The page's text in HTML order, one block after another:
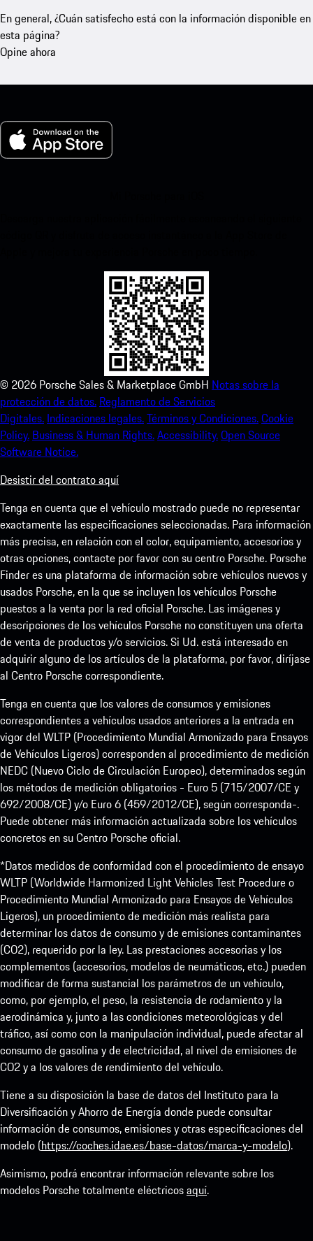
En general, ¿Cuán satisfecho está con la información disponible en
esta página?
Opine ahora
© 2026 Porsche Sales & Marketplace GmbH Notas sobre la
protección de datos. Reglamento de Servicios
Digitales. Indicaciones legales.Términos y Condiciones.Cookie
Policy. Business & Human Rights.Accessibility.Open Source
Software Notice.
Desistir del contrato aquí
Tenga en cuenta que el vehículo mostrado puede no representar
exactamente las especificaciones seleccionadas. Para información
más precisa, en relación con el color, equipamiento, accesorios y
otras opciones, contacte por favor con su centro Porsche. Porsche
Finder es una plataforma de información sobre vehículos nuevos y
usados Porsche, en la que se incluyen los vehículos Porsche
puestos a la venta por la red oficial Porsche. Las imágenes y
descripciones de los vehículos Porsche no constituyen una oferta
de venta de productos y/o servicios. Si Ud. está interesado en
adquirir alguno de los artículos de la plataforma, por favor, diríjase
al Centro Porsche correspondiente.
Tenga en cuenta que los valores de consumos y emisiones
correspondientes a vehículos usados anteriores a la entrada en
vigor del WLTP (Procedimiento Mundial Armonizado para Ensayos
de Vehículos Ligeros) corresponden al procedimiento de medición
NEDC (Nuevo Ciclo de Circulación Europeo), determinados según
los métodos de medición obligatorios - Euro 5 (715/2007/CE y
692/2008/CE) y/o Euro 6 (459/2012/CE), según corresponda-.
Puede obtener más información actualizada sobre los vehículos
concretos en su Centro Porsche oficial.
*Datos medidos de conformidad con el procedimiento de ensayo
WLTP (Worldwide Harmonized Light Vehicles Test Procedure o
Procedimiento Mundial Armonizado para Ensayos de Vehículos
Ligeros), un procedimiento de medición más realista para
determinar los datos de consumo y de emisiones contaminantes
(CO2), requerido por la ley. Las prestaciones accesorias y los
complementos (accesorios, modelos de neumáticos, etc.) pueden
modificar de forma sustancial los parámetros de un vehículo,
como, por ejemplo, el peso, la resistencia de rodamiento y la
aerodinámica y, junto a las condiciones meteorológicas y del
tráfico, así como con la manipulación individual, puede afectar al
consumo de gasolina y de electricidad, al nivel de emisiones de
CO2 y a los valores de rendimiento del vehículo.
Tiene a su disposición la base de datos del Instituto para la
Diversificación y Ahorro de Energía donde puede consultar
información de consumos, emisiones y otras especificaciones del
modelo (https://coches.idae.es/base-datos/marca-y-modelo).
Asimismo, podrá encontrar información relevante sobre los
modelos Porsche totalmente eléctricosaquí.